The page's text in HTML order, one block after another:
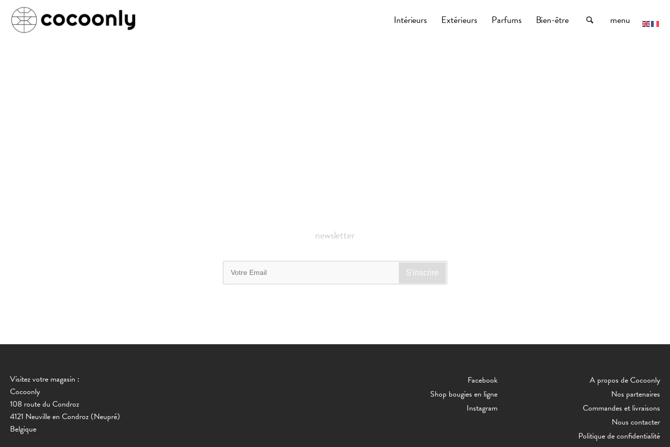
Intérieurs Extérieurs Parfums Bien-être menu
newsletter
Visitez votre magasin :
Cocoonly
108 route du Condroz
4121 Neuville en Condroz (Neupré)
Belgique
Facebook
Shop bougies en ligne
Instagram
A propos de Cocoonly
Nos partenaires
Commandes et livraisons
Nous contacter
Politique de confidentialité